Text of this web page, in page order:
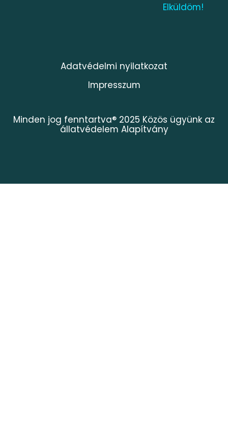
Minden jog fenntartva® 2025 Közös ügyünk az
állatvédelem Alapítvány
Adatvédelmi nyilatkozat
Impresszum